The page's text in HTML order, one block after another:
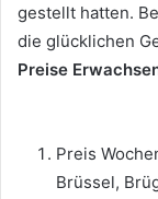
gestellt hatten.
die glücklichen
Preise
Preis
Brüssel,